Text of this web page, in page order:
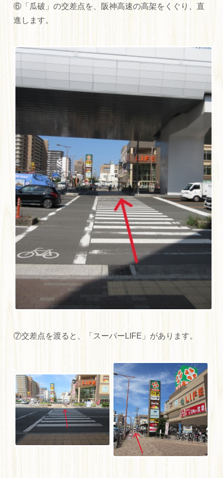
⑥「瓜破」の交差点を、阪神高速の高架をくぐり、直
進します。
⑦交差点を渡ると、「スーパーLIFE」があります。